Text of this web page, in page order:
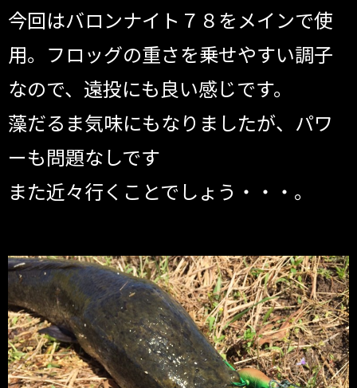
今回はバロンナイト７８をメインで使
用。フロッグの重さを乗せやすい調子
なので、遠投にも良い感じです。
藻だるま気味にもなりましたが、パワ
ーも問題なしです
また近々行くことでしょう・・・。